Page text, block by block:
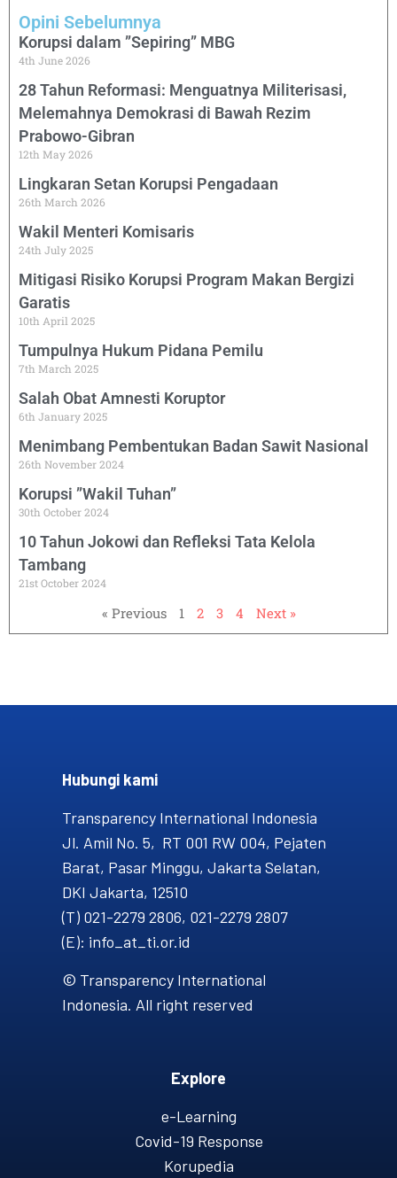
Opini Sebelumnya
Korupsi dalam ”Sepiring” MBG
4th June 2026
28 Tahun Reformasi: Menguatnya Militerisasi,
Melemahnya Demokrasi di Bawah Rezim
Prabowo-Gibran
12th May 2026
Lingkaran Setan Korupsi Pengadaan
26th March 2026
Wakil Menteri Komisaris
24th July 2025
Mitigasi Risiko Korupsi Program Makan Bergizi
Garatis
10th April 2025
Tumpulnya Hukum Pidana Pemilu
7th March 2025
Salah Obat Amnesti Koruptor
6th January 2025
Menimbang Pembentukan Badan Sawit Nasional
26th November 2024
Korupsi ”Wakil Tuhan”
30th October 2024
10 Tahun Jokowi dan Refleksi Tata Kelola
Tambang
21st October 2024
« Previous 1 2 3 4 Next »
Hubungi kami​
Transparency International Indonesia
Jl. Amil No. 5, RT 001 RW 004, Pejaten
Barat, Pasar Minggu, Jakarta Selatan,
DKI Jakarta, 12510
(T) 021-2279 2806, 021-2279 2807
(E): info_at_ti.or.id
© Transparency International
Indonesia. All right reserved
Explore
e-Learning
Covid-19 Response
Korupedia